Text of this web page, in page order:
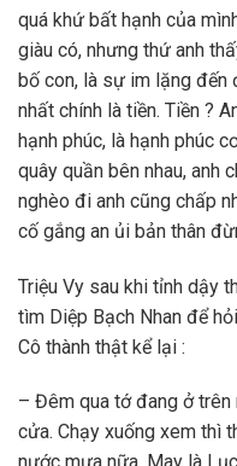
quá khứ bất hạnh của
giàu có, nhưng thứ anh
bố con, là sự im lặng đến
nhất chính là tiền. Tiền ?
hạnh phúc, là hạnh phúc
quây quần bên nhau, anh
nghèo đi anh cũng chấp
cố gắng an ủi bản thân
Triệu Vy sau khi tỉnh dậy
tìm Diệp Bạch Nhan để
Cô thành thật kể lại :
– Đêm qua tớ đang ở
cửa. Chạy xuống xem thì